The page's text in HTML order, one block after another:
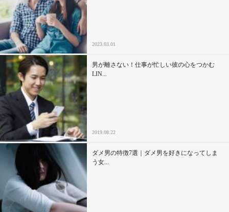
2023.03.01
男が離さない！仕事が忙しい彼の心をつかむ
LIN...
2019.08.22
ダメ男の特徴7選｜ダメ男を好きになってしま
う女...